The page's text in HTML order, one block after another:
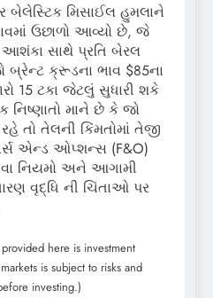
બેલેસ્ટિક મિસાઈલ હુમલાને
ઉછાળો આવ્યો છે, જે
આશંકા સાથે પ્રતિ બેરલ
ક્રૂડના ભાવ $85ના
15 ટકા જેટલું સુધારી શકે
નિષ્ણાતો માને છે કે જો
તો તેલની કિંમતોમાં તેજી
એન્ડ ઓપ્શન્સ (F&O)
નિયમો અને આગામી
વૃદ્ધિ ની ચિંતાઓ પર
here is investment
is subject to risks and
investing.)